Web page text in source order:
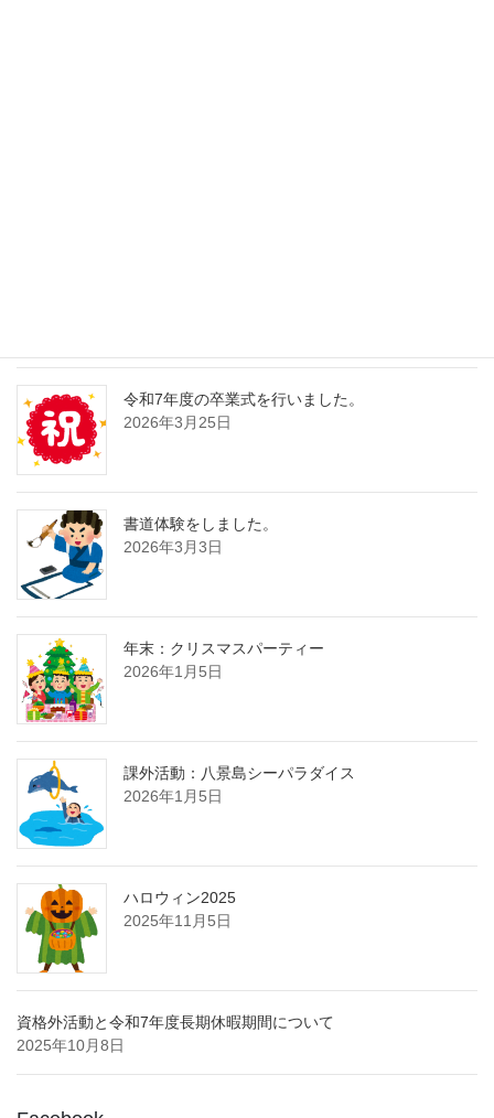
令和7年度の卒業式を行いました。
2026年3月25日
書道体験をしました。
2026年3月3日
年末：クリスマスパーティー
2026年1月5日
課外活動：八景島シーパラダイス
2026年1月5日
ハロウィン2025
2025年11月5日
資格外活動と令和7年度長期休暇期間について
2025年10月8日